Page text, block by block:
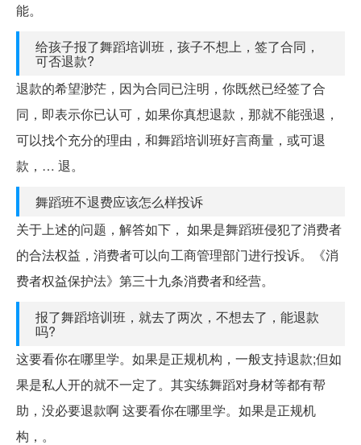
能。
给孩子报了舞蹈培训班，孩子不想上，签了合同，
可否退款?
退款的希望渺茫，因为合同已注明，你既然已经签了合
同，即表示你已认可，如果你真想退款，那就不能强退，
可以找个充分的理由，和舞蹈培训班好言商量，或可退
款，… 退。
舞蹈班不退费应该怎么样投诉
关于上述的问题，解答如下， 如果是舞蹈班侵犯了消费者
的合法权益，消费者可以向工商管理部门进行投诉。《消
费者权益保护法》第三十九条消费者和经营。
报了舞蹈培训班，就去了两次，不想去了，能退款
吗?
这要看你在哪里学。如果是正规机构，一般支持退款;但如
果是私人开的就不一定了。其实练舞蹈对身材等都有帮
助，没必要退款啊 这要看你在哪里学。如果是正规机
构，。